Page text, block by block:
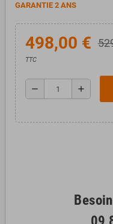
GARANTIE 2 ANS
498,00 €
TTC
remove add